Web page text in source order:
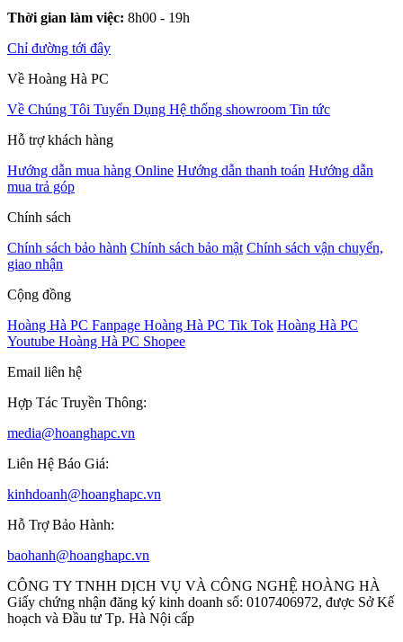
Thời gian làm việc: 8h00 - 19h
Chỉ đường tới đây
Về Hoàng Hà PC
Về Chúng Tôi Tuyển Dụng Hệ thống showroom Tin tức
Hỗ trợ khách hàng
Hướng dẫn mua hàng Online Hướng dẫn thanh toán Hướng dẫn
mua trả góp
Chính sách
Chính sách bảo hành Chính sách bảo mật Chính sách vận chuyển,
giao nhận
Cộng đồng
Hoàng Hà PC Fanpage Hoàng Hà PC Tik Tok Hoàng Hà PC
Youtube Hoàng Hà PC Shopee
Email liên hệ
Hợp Tác Truyền Thông:
media@hoanghapc.vn
Liên Hệ Báo Giá:
kinhdoanh@hoanghapc.vn
Hỗ Trợ Bảo Hành:
baohanh@hoanghapc.vn
CÔNG TY TNHH DỊCH VỤ VÀ CÔNG NGHỆ HOÀNG HÀ
Giấy chứng nhận đăng ký kinh doanh số: 0107406972, được Sở Kế
hoạch và Đầu tư Tp. Hà Nội cấp